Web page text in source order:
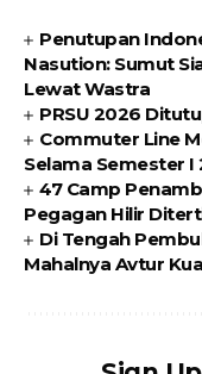
Penutupan
Nasution: Sumut
Lewat Wastra
PRSU 2026
Commuter Line
Selama Semester I
47 Camp
Pegagan Hilir
Di Tengah
Mahalnya Avtur